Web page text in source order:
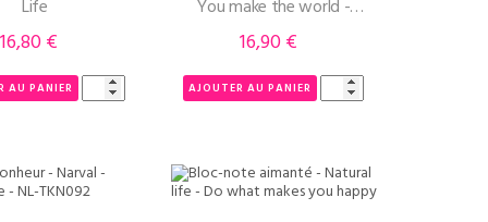
Life
Prix
16,80 €
AU PANIER
You make the world -
Natural Life
Prix
16,90 €
AJOUTER AU PANIER